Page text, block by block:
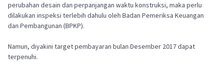
perubahan desain dan perpanjangan waktu konstruksi, maka perlu
dilakukan inspeksi terlebih dahulu oleh Badan Pemeriksa Keuangan
dan Pembangunan (BPKP).
Namun, diyakini target pembayaran bulan Desember 2017 dapat
terpenuhi.